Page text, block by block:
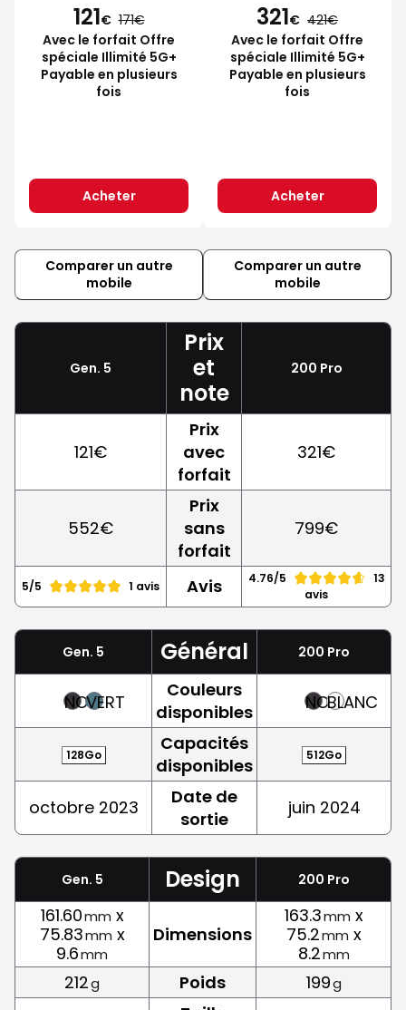
121€ 171
Avec le forfait Offre
spéciale Illimité 5G+
Payable en plusieurs
fois
Acheter
321€ 421
Avec le forfait Offre
spéciale Illimité 5G+
Payable en plusieurs
fois
Acheter
Comparer un autre
mobile
Comparer un autre
mobile
Gen. 5
Prix
et
note
200 Pro
121€
Prix
avec
forfait
321€
552€
Prix
sans
forfait
799€
5/5 1 avis Avis 4.76/5
13
avis
Gen. 5 Général 200 Pro
NOIRVERT
Couleurs
disponibles
NOIRBLANC
128Go
Capacités
disponibles
512Go
octobre 2023
Date de
sortie
juin 2024
Gen. 5 Design 200 Pro
161.60mm x
75.83mm x
9.6mm
Dimensions
163.3mm x
75.2mm x
8.2mm
212g Poids 199g